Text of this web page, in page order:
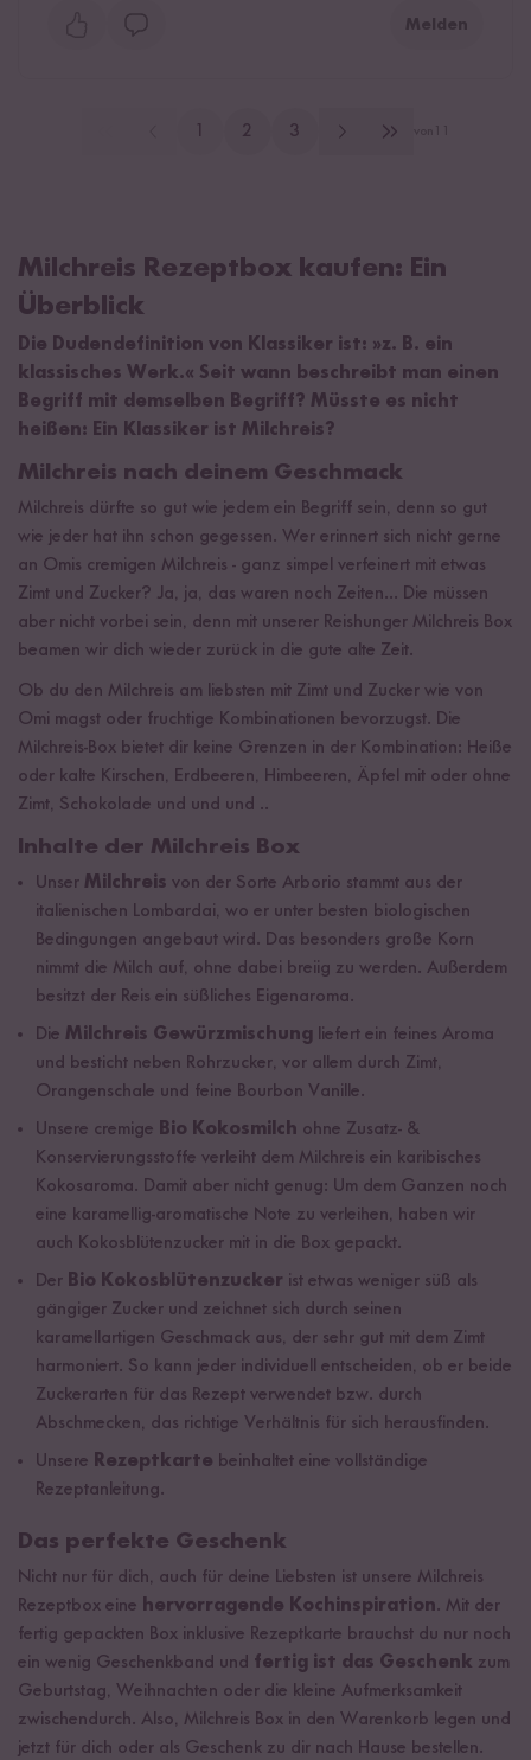
Melden
1 2 3
Milchreis Rezeptbox kaufen: Ein
Überblick
Die Dudendefinition von Klassiker ist: »z. B. ein
klassisches Werk.« Seit wann beschreibt man einen
Begriff mit demselben Begriff? Müsste es nicht
heißen: Ein Klassiker ist Milchreis?
Milchreis nach deinem Geschmack
Milchreis dürfte so gut wie jedem ein Begriff sein, denn so gut
wie jeder hat ihn schon gegessen. Wer erinnert sich nicht gerne
an Omis cremigen Milchreis - ganz simpel verfeinert mit etwas
Zimt und Zucker? Ja, ja, das waren noch Zeiten... Die müssen
aber nicht vorbei sein, denn mit unserer Reishunger Milchreis Box
beamen wir dich wieder zurück in die gute alte Zeit.
Ob du den Milchreis am liebsten mit Zimt und Zucker wie von
Omi magst oder fruchtige Kombinationen bevorzugst. Die
Milchreis-Box bietet dir keine Grenzen in der Kombination: Heiße
oder kalte Kirschen, Erdbeeren, Himbeeren, Äpfel mit oder ohne
Zimt, Schokolade und und und ..
Inhalte der Milchreis Box
Unser Milchreis von der Sorte Arborio stammt aus der
italienischen Lombardai, wo er unter besten biologischen
Bedingungen angebaut wird. Das besonders große Korn
nimmt die Milch auf, ohne dabei breiig zu werden. Außerdem
besitzt der Reis ein süßliches Eigenaroma.
Die Milchreis Gewürzmischung liefert ein feines Aroma
und besticht neben Rohrzucker, vor allem durch Zimt,
Orangenschale und feine Bourbon Vanille.
Unsere cremige Bio Kokosmilch ohne Zusatz- &
Konservierungsstoffe verleiht dem Milchreis ein karibisches
Kokosaroma. Damit aber nicht genug: Um dem Ganzen noch
eine karamellig-aromatische Note zu verleihen, haben wir
auch Kokosblütenzucker mit in die Box gepackt.
Der Bio Kokosblütenzucker ist etwas weniger süß als
gängiger Zucker und zeichnet sich durch seinen
karamellartigen Geschmack aus, der sehr gut mit dem Zimt
harmoniert. So kann jeder individuell entscheiden, ob er beide
Zuckerarten für das Rezept verwendet bzw. durch
Abschmecken, das richtige Verhältnis für sich herausfinden.
Unsere Rezeptkarte beinhaltet eine vollständige
Rezeptanleitung.
Das perfekte Geschenk
Nicht nur für dich, auch für deine Liebsten ist unsere Milchreis
Rezeptbox eine hervorragende Kochinspiration. Mit der
fertig gepackten Box inklusive Rezeptkarte brauchst du nur noch
ein wenig Geschenkband und fertig ist das Geschenk zum
Geburtstag, Weihnachten oder die kleine Aufmerksamkeit
zwischendurch. Also, Milchreis Box in den Warenkorb legen und
jetzt für dich oder als Geschenk zu dir nach Hause bestellen.